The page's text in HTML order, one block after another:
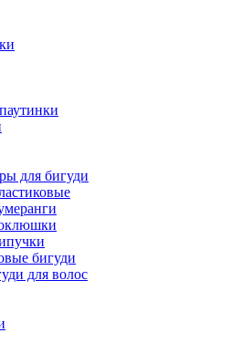
для бигуди
бигуди
для волос